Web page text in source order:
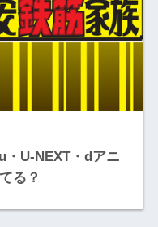
・U-NEXT・dアニ
る？